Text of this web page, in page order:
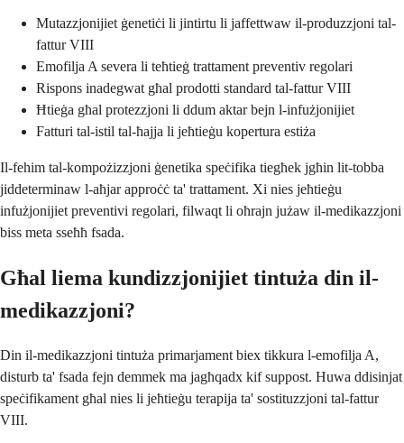
Mutazzjonijiet ġenetiċi li jintirtu li jaffettwaw il-produzzjoni tal-
fattur VIII
Emofilja A severa li teħtieġ trattament preventiv regolari
Rispons inadegwat għal prodotti standard tal-fattur VIII
Ħtieġa għal protezzjoni li ddum aktar bejn l-infużjonijiet
Fatturi tal-istil tal-ħajja li jeħtieġu kopertura estiża
Il-fehim tal-kompożizzjoni ġenetika speċifika tiegħek jgħin lit-tobba
jiddeterminaw l-aħjar approċċ ta' trattament. Xi nies jeħtieġu
infużjonijiet preventivi regolari, filwaqt li oħrajn jużaw il-medikazzjoni
biss meta sseħħ fsada.
Għal liema kundizzjonijiet tintuża din il-
medikazzjoni?
Din il-medikazzjoni tintuża primarjament biex tikkura l-emofilja A,
disturb ta' fsada fejn demmek ma jagħqadx kif suppost. Huwa ddisinjat
speċifikament għal nies li jeħtieġu terapija ta' sostituzzjoni tal-fattur
VIII.